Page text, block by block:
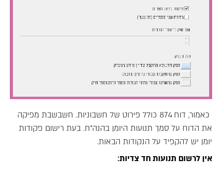
כאמור, דוח 874 כולל פירוט של חשבוניות. חשבשבת מפיקה
את הדוח על סמך תנועות היומן בהנה"ח. בעת רישום פקודות
יומן יש להקפיד על הנקודות הבאות.
אין לרשום תנועות חד צדיות: